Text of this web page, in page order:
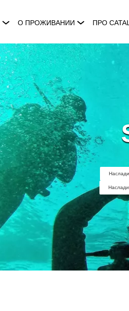
О ПРОЖИВАНИИ ПРО